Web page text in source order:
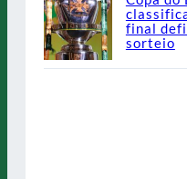
final
sorteio